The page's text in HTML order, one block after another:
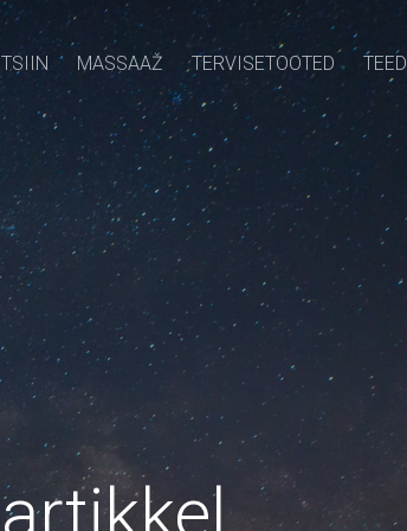
MASSAAŽ TERVISETOOTED TEED